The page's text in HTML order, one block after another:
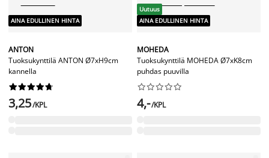
AINA EDULLINEN HINTA
ANTON
Tuoksukynttilä ANTON Ø7xH9cm
kannella






3,25/KPL
Uutuus
AINA EDULLINEN HINTA
MOHEDA
Tuoksukynttilä MOHEDA Ø7xK8cm
puhdas puuvilla






4,-/KPL